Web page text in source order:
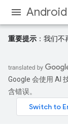
重要提示 ：我们不
Google 会使用 AI
含错误。